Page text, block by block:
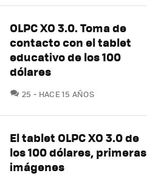
OLPC XO 3.0. Toma de
contacto con el tablet
educativo de los 100
dólares
25 COMENTARIOS
HACE 15 AÑOS
El tablet OLPC XO 3.0 de
los 100 dólares, primeras
imágenes